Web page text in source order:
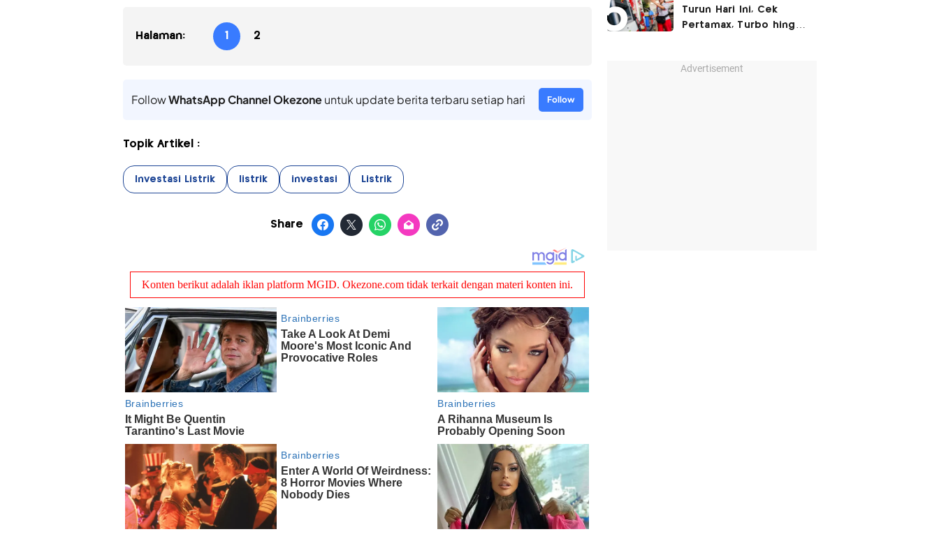
Halaman: 1 2
FollowWhatsApp Channel Okezoneuntuk update berita terbaru setiap hari Follow
Topik Artikel :
Investasi Listrik listrik investasi Listrik
Share
Turun Hari Ini, Cek
Pertamax, Turbo hingga
Advertisement